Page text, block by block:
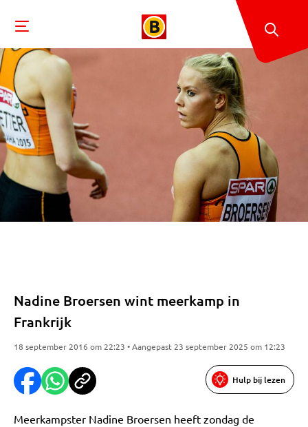
Nadine Broersen wint meerkamp in
Frankrijk
18 september 2016 om 22:23 • Aangepast 23 september 2025 om 12:23
Hulp bij lezen
Meerkampster Nadine Broersen heeft zondag de